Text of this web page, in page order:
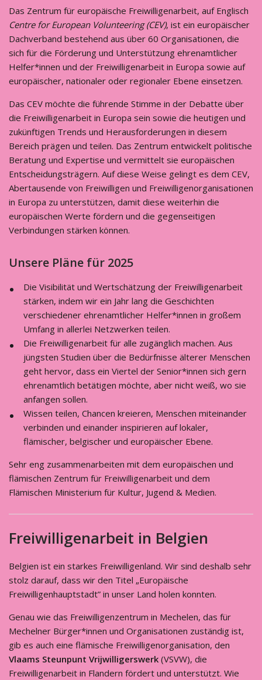
Das Zentrum für europäische Freiwilligenarbeit, auf Englisch
Centre for European Volunteering (CEV), ist ein europäischer
Dachverband bestehend aus über 60 Organisationen, die
sich für die Förderung und Unterstützung ehrenamtlicher
Helfer*innen und der Freiwilligenarbeit in Europa sowie auf
europäischer, nationaler oder regionaler Ebene einsetzen.
Das CEV möchte die führende Stimme in der Debatte über
die Freiwilligenarbeit in Europa sein sowie die heutigen und
zukünftigen Trends und Herausforderungen in diesem
Bereich prägen und teilen. Das Zentrum entwickelt politische
Beratung und Expertise und vermittelt sie europäischen
Entscheidungsträgern. Auf diese Weise gelingt es dem CEV,
Abertausende von Freiwilligen und Freiwilligenorganisationen
in Europa zu unterstützen, damit diese weiterhin die
europäischen Werte fördern und die gegenseitigen
Verbindungen stärken können.
Unsere Pläne für 2025
Die Visibilität und Wertschätzung der Freiwilligenarbeit
stärken, indem wir ein Jahr lang die Geschichten
verschiedener ehrenamtlicher Helfer*innen in großem
Umfang in allerlei Netzwerken teilen.
Die Freiwilligenarbeit für alle zugänglich machen. Aus
jüngsten Studien über die Bedürfnisse älterer Menschen
geht hervor, dass ein Viertel der Senior*innen sich gern
ehrenamtlich betätigen möchte, aber nicht weiß, wo sie
anfangen sollen.
Wissen teilen, Chancen kreieren, Menschen miteinander
verbinden und einander inspirieren auf lokaler,
flämischer, belgischer und europäischer Ebene.
Sehr eng zusammenarbeiten mit dem europäischen und
flämischen Zentrum für Freiwilligenarbeit und dem
Flämischen Ministerium für Kultur, Jugend & Medien.
Freiwilligenarbeit in Belgien
Belgien ist ein starkes Freiwilligenland. Wir sind deshalb sehr
stolz darauf, dass wir den Titel „Europäische
Freiwilligenhauptstadt” in unser Land holen konnten.
Genau wie das Freiwilligenzentrum in Mechelen, das für
Mechelner Bürger*innen und Organisationen zuständig ist,
gib es auch eine flämische Freiwilligenorganisation, den
Vlaams Steunpunt Vrijwilligerswerk (VSVW), die
Freiwilligenarbeit in Flandern fördert und unterstützt. Wie